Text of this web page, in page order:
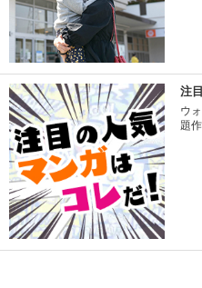
注
ウ
題